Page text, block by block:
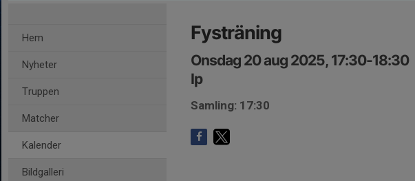
Hem
Nyheter
Truppen
Matcher
Kalender
Bildgalleri
Fysträning
Onsdag 20 aug 2025, 17:30-18:30
Ip
Samling: 17:30